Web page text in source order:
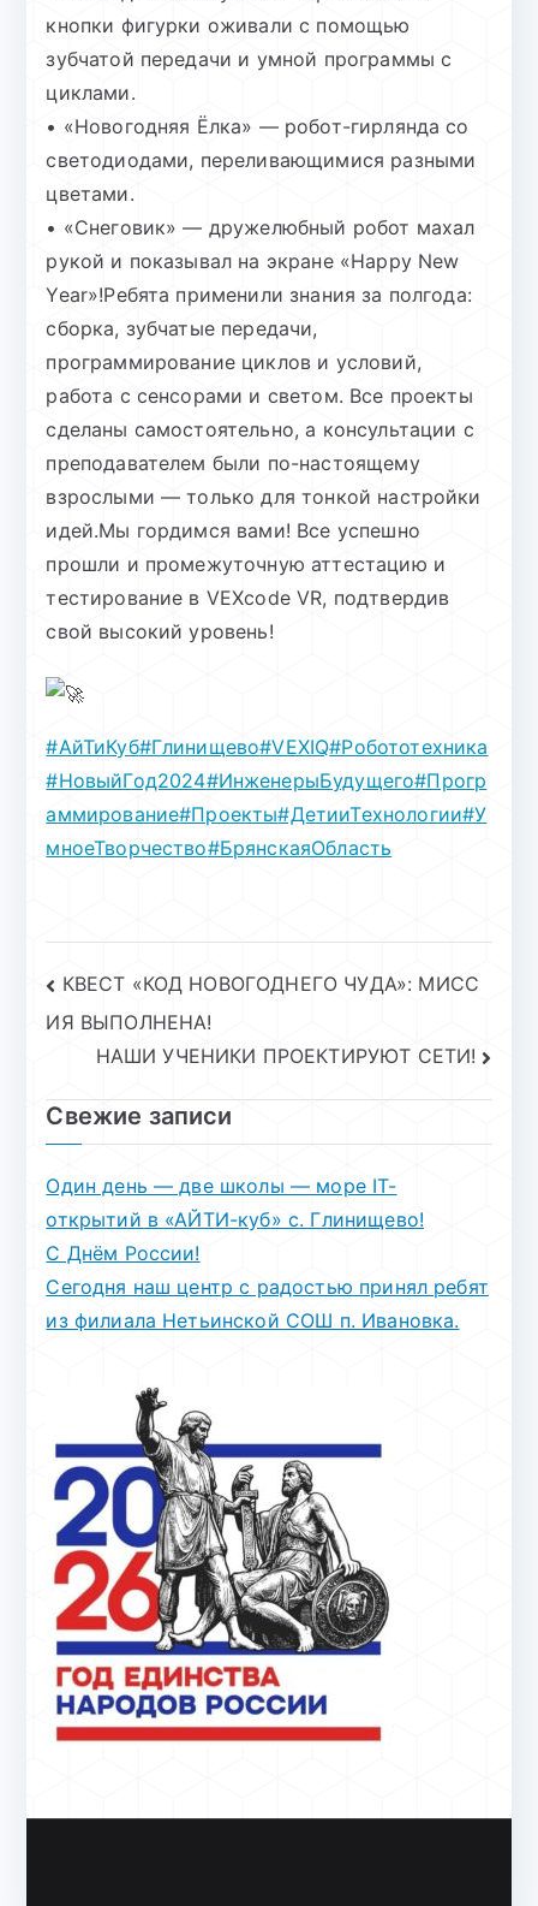
кнопки фигурки оживали с помощью
зубчатой передачи и умной программы с
циклами.
• «Новогодняя Ёлка» — робот-гирлянда со
светодиодами, переливающимися разными
цветами.
• «Снеговик» — дружелюбный робот махал
рукой и показывал на экране «Happy New
Year»!Ребята применили знания за полгода:
сборка, зубчатые передачи,
программирование циклов и условий,
работа с сенсорами и светом. Все проекты
сделаны самостоятельно, а консультации с
преподавателем были по-настоящему
взрослыми — только для тонкой настройки
идей.Мы гордимся вами! Все успешно
прошли и промежуточную аттестацию и
тестирование в VEXcode VR, подтвердив
свой высокий уровень!
#АйТиКуб#Глинищево#VEXIQ#Робототехника
#НовыйГод2024#ИнженерыБудущего#Прогр
аммирование#Проекты#ДетииТехнологии#У
мноеТворчество#БрянскаяОбласть
Навигация
по
записям
КВЕСТ «КОД НОВОГОДНЕГО ЧУДА»: МИСС
ИЯ ВЫПОЛНЕНА!
НАШИ УЧЕНИКИ ПРОЕКТИРУЮТ СЕТИ!
Свежие записи
Один день — две школы — море IT-
открытий в «АЙТИ-куб» с. Глинищево!
С Днём России!
Сегодня наш центр с радостью принял ребят
из филиала Нетьинской СОШ п. Ивановка.